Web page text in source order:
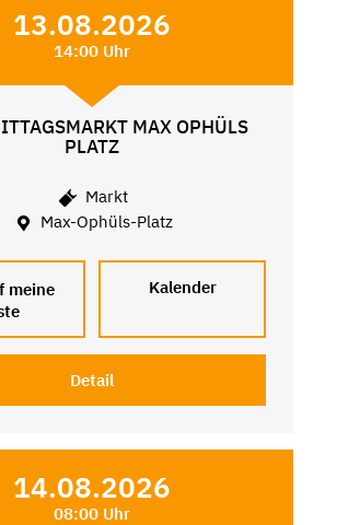
13.08.2026
14:00 Uhr
MAX OPHÜLS
PLATZ
Markt
Max-Ophüls-Platz
meine
Kalender
Detail
14.08.2026
08:00 Uhr